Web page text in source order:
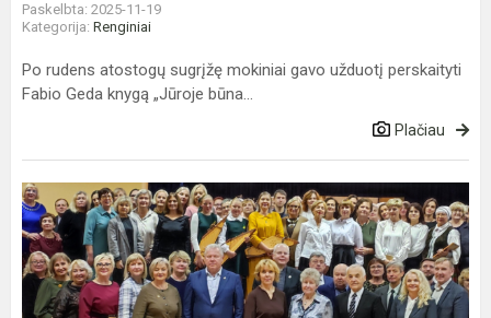
Paskelbta: 2025-11-19
Kategorija: Renginiai
Po rudens atostogų sugrįžę mokiniai gavo užduotį perskaityti
Fabio Geda knygą „Jūroje būna...
Plačiau
Paminėjome
mokyklos
45-
ąsias
metines